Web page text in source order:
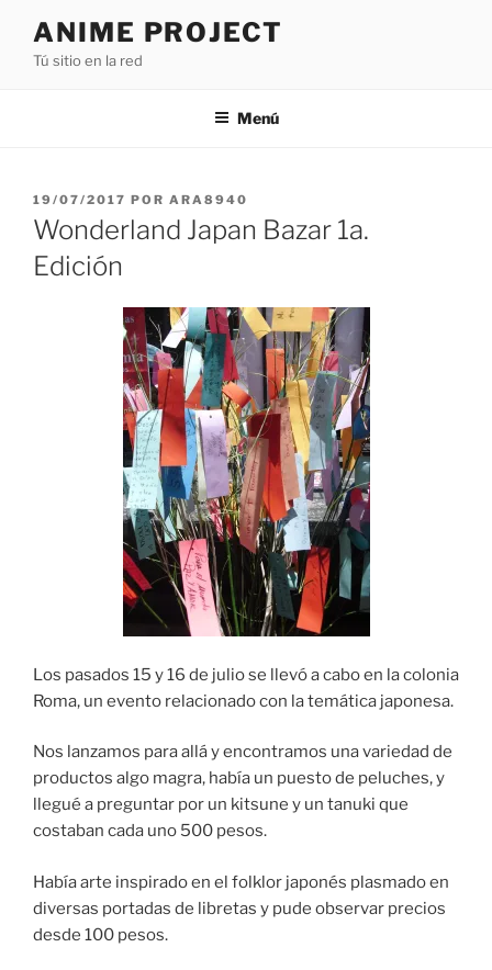
contenido
ANIME PROJECT
Tú sitio en la red
Menú
PUBLICADO
EL
19/07/2017 POR ARA8940
Wonderland Japan Bazar 1a.
Edición
Los pasados 15 y 16 de julio se llevó a cabo en la colonia
Roma, un evento relacionado con la temática japonesa.
Nos lanzamos para allá y encontramos una variedad de
productos algo magra, había un puesto de peluches, y
llegué a preguntar por un kitsune y un tanuki que
costaban cada uno 500 pesos.
Había arte inspirado en el folklor japonés plasmado en
diversas portadas de libretas y pude observar precios
desde 100 pesos.